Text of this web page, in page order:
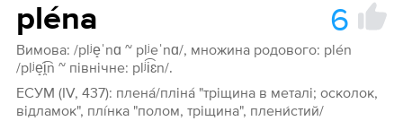
pléna 6
Вимова: /plʲe̝ˈnɑ ~ plʲeˈnɑ/, множина родового: plén
/plʲe̝͡i̯n ~ північне: plʲi͡ɛn/.
ЕСУМ (IV, 437): пленá/плінá "тріщина в металі; осколок,
відламок", плíнка "полом, тріщина", плени́стий/